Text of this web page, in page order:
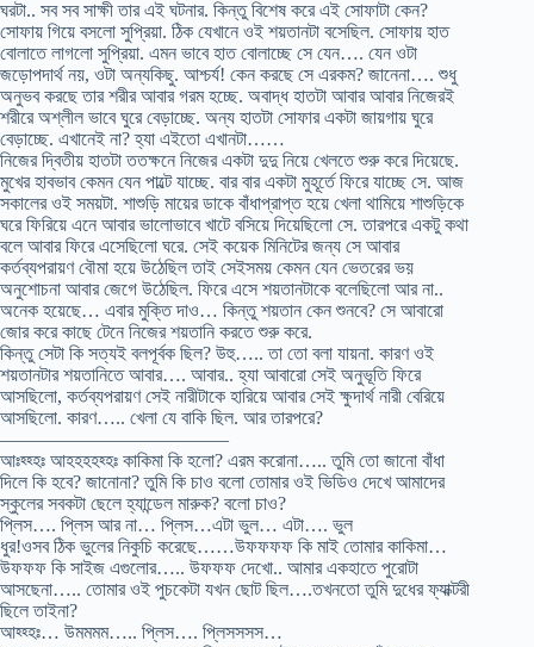
ঘরটা.. সব সব সাক্ষী তার এই ঘটনার. কিন্তু বিশেষ করে এই সোফাটা কেন?
সোফায় গিয়ে বসলো সুপ্রিয়া. ঠিক যেখানে ওই শয়তানটা বসেছিল. সোফায় হাত
বোলাতে লাগলো সুপ্রিয়া. এমন ভাবে হাত বোলাচ্ছে সে যেন…. যেন ওটা
জড়োপদার্থ নয়, ওটা অন্যকিছু. আশ্চর্য! কেন করছে সে এরকম? জানেনা…. শুধু
অনুভব করছে তার শরীর আবার গরম হচ্ছে. অবাদ্ধ হাতটা আবার আবার নিজেরই
শরীরে অশ্লীল ভাবে ঘুরে বেড়াচ্ছে. অন্য হাতটা সোফার একটা জায়গায় ঘুরে
বেড়াচ্ছে. এখানেই না? হ্যা এইতো এখানটা……
নিজের দ্বিতীয় হাতটা ততক্ষনে নিজের একটা দুদু নিয়ে খেলতে শুরু করে দিয়েছে.
মুখের হাবভাব কেমন যেন পাল্টে যাচ্ছে. বার বার একটা মুহূর্তে ফিরে যাচ্ছে সে. আজ
সকালের ওই সময়টা. শাশুড়ি মায়ের ডাকে বাঁধাপ্রাপ্ত হয়ে খেলা থামিয়ে শাশুড়িকে
ঘরে ফিরিয়ে এনে আবার ভালোভাবে খাটে বসিয়ে দিয়েছিলো সে. তারপরে একটু কথা
বলে আবার ফিরে এসেছিলো ঘরে. সেই কয়েক মিনিটের জন্য সে আবার
কর্তব্যপরায়ণ বৌমা হয়ে উঠেছিল তাই সেইসময় কেমন যেন ভেতরের ভয়
অনুশোচনা আবার জেগে উঠেছিল. ফিরে এসে শয়তানটাকে বলেছিলো আর না..
অনেক হয়েছে… এবার মুক্তি দাও… কিন্তু শয়তান কেন শুনবে? সে আবারো
জোর করে কাছে টেনে নিজের শয়তানি করতে শুরু করে.
কিন্তু সেটা কি সত্যই বলপূর্বক ছিল? উহু….. তা তো বলা যায়না. কারণ ওই
শয়তানটার শয়তানিতে আবার…. আবার.. হ্যা আবারো সেই অনুভূতি ফিরে
আসছিলো, কর্তব্যপরায়ণ সেই নারীটাকে হারিয়ে আবার সেই ক্ষুদার্থ নারী বেরিয়ে
আসছিলো. কারণ….. খেলা যে বাকি ছিল. আর তারপরে?
————————————
আঃহ্হ্হঃ আহহহহহ্হঃ কাকিমা কি হলো? এরম করোনা….. তুমি তো জানো বাঁধা
দিলে কি হবে? জানোনা? তুমি কি চাও বলো তোমার ওই ভিডিও দেখে আমাদের
স্কুলের সবকটা ছেলে হ্যান্ডেল মারুক? বলো চাও?
প্লিস…. প্লিস আর না… প্লিস…এটা ভুল… এটা…. ভুল
ধুর!ওসব ঠিক ভুলের নিকুচি করেছে……উফফফফ কি মাই তোমার কাকিমা…
উফফফ কি সাইজ এগুলোর….. উফফফ দেখো.. আমার একহাতে পুরোটা
আসছেনা….. তোমার ওই পুচকেটা যখন ছোট ছিল….তখনতো তুমি দুধের ফ্যাক্টরী
ছিলে তাইনা?
আহ্হ্হঃ… উমমমম….. প্লিস…. প্লিসসসস…